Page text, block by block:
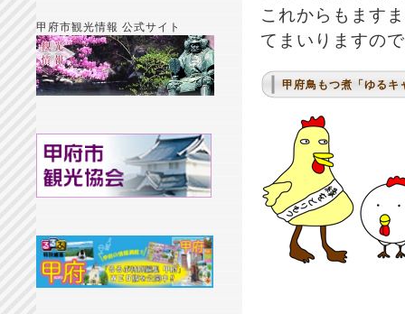
これからもます
てまいりますの
甲府鳥もつ煮「ゆるキ
甲府市観光情報 公式サイト